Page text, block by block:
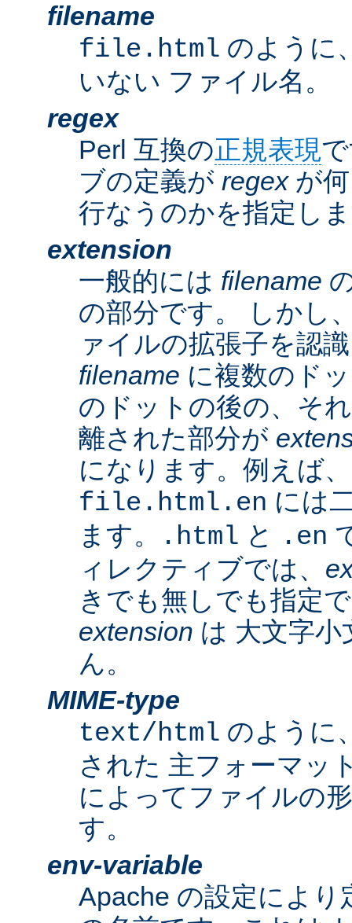
filename
file.html のように
いない ファイル名。
regex
Perl 互換の正規表現
ブの定義が regexが何
行なうのかを指定し
extension
一般的には filename
の部分です。 しかし
ァイルの拡張子を認
filename に複数のド
のドットの後の、そ
離された部分が
になります。例えば、
file.html.en には
ます。
.html と .en
ィレクティブでは、
きでも無しでも指定
extension は 大文字
ん。
MIME-type
text/html のように
された 主フォーマッ
によってファイルの
す。
env-variable
Apache の設定によ